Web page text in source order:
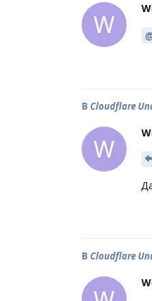
W
В Cloudflare
W
В Cloudflare